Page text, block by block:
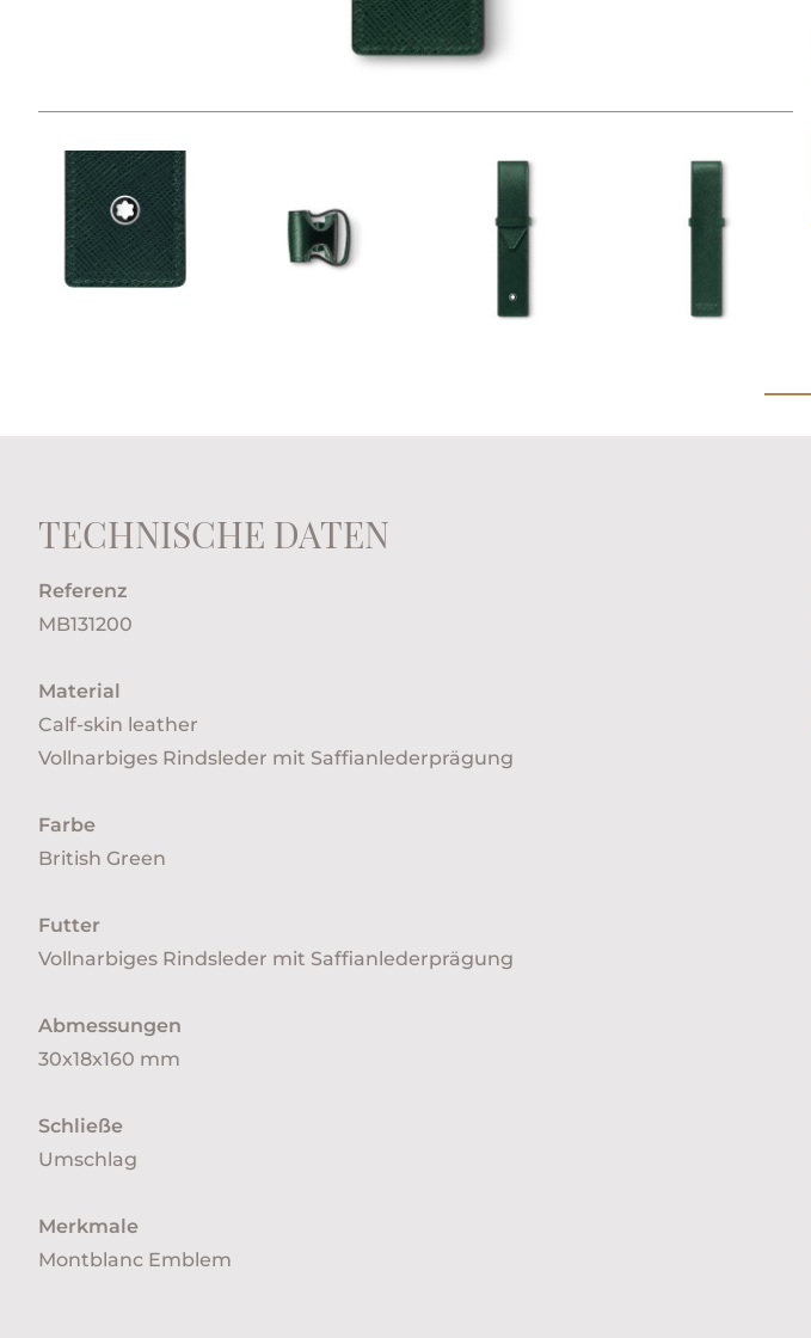
TECHNISCHE DATEN
Referenz
MB131200
Material
Calf-skin leather
Vollnarbiges Rindsleder mit Saffianlederprägung
Farbe
British Green
Futter
Vollnarbiges Rindsleder mit Saffianlederprägung
Abmessungen
30x18x160 mm
Schließe
Umschlag
Merkmale
Montblanc Emblem